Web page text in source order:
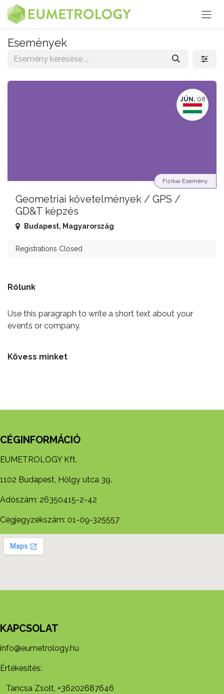
Kihagyás és továbblépés a tartalomhoz
Események
JÚN. 08
Geometriai követelmények / GPS /
GD&T képzés
Fizikai Esemény
Budapest, Magyarország
Registrations Closed
Rólunk
Use this paragraph to write a short text about your
events or company.
Kövess minket
CÉGINFORMÁCIÓ
EUMETROLOGY Kft.
1102 Budapest, Hölgy utca 39.
Adószám: 26350415-2-42
Cégjegyzékszám: 01-09-325557
KAPCSOLAT
info@eumetrology.hu
Értékesítés:
Tancsa Zsolt, +36202687646